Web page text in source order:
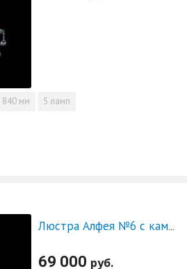
840 мм 5 ламп
Люстра Алфея №6 с камнем журавлик
69 000 руб.